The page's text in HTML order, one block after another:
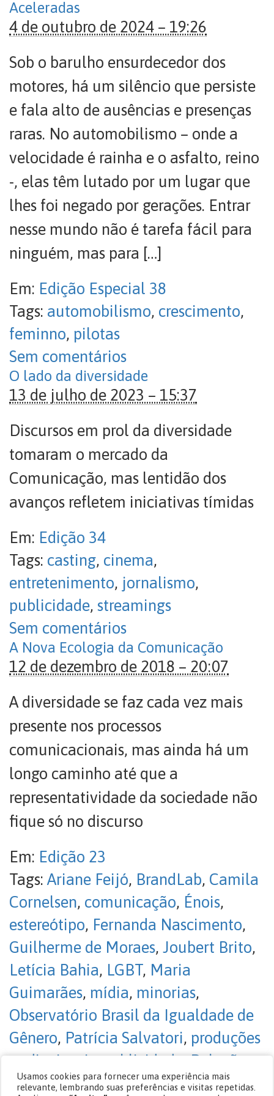
Aceleradas
4 de outubro de 2024 – 19:26
Sob o barulho ensurdecedor dos
motores, há um silêncio que persiste
e fala alto de ausências e presenças
raras. No automobilismo – onde a
velocidade é rainha e o asfalto, reino
-, elas têm lutado por um lugar que
lhes foi negado por gerações. Entrar
nesse mundo não é tarefa fácil para
ninguém, mas para […]
Em: Edição Especial 38
Tags: automobilismo, crescimento,
feminno, pilotas
Sem comentários
O lado da diversidade
13 de julho de 2023 – 15:37
Discursos em prol da diversidade
tomaram o mercado da
Comunicação, mas lentidão dos
avanços refletem iniciativas tímidas
Em: Edição 34
Tags: casting, cinema,
entretenimento, jornalismo,
publicidade, streamings
Sem comentários
A Nova Ecologia da Comunicação
12 de dezembro de 2018 – 20:07
A diversidade se faz cada vez mais
presente nos processos
comunicacionais, mas ainda há um
longo caminho até que a
representatividade da sociedade não
fique só no discurso
Em: Edição 23
Tags: Ariane Feijó, BrandLab, Camila
Cornelsen, comunicação, Énois,
estereótipo, Fernanda Nascimento,
Guilherme de Moraes, Joubert Brito,
Letícia Bahia, LGBT, Maria
Guimarães, mídia, minorias,
Observatório Brasil da Igualdade de
Gênero, Patrícia Salvatori, produções
audiovisuais,publicidade,Relações
Públicas,Ricardo Sales,Roberto
Usamos cookies para fornecer uma experiência mais
relevante, lembrando suas preferências e visitas repetidas.